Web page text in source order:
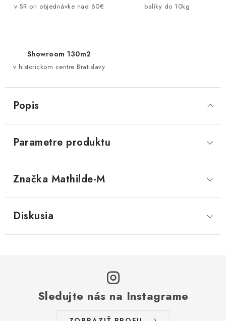
v SR pri objednávke nad 60€ balíky do 10kg
Showroom 130m2
v historickom centre Bratislavy
Popis
Parametre produktu
Značka Mathilde-M
Diskusia
Sledujte nás na Instagrame